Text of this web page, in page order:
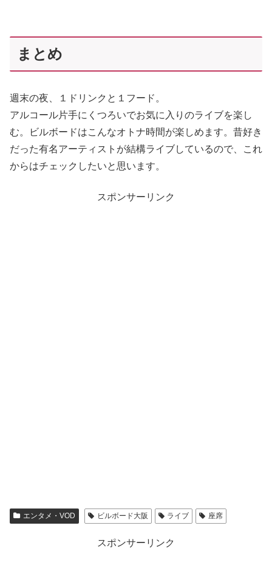
まとめ
週末の夜、１ドリンクと１フード。
アルコール片手にくつろいでお気に入りのライブを楽し
む。ビルボードはこんなオトナ時間が楽しめます。昔好き
だった有名アーティストが結構ライブしているので、これ
からはチェックしたいと思います。
スポンサーリンク
エンタメ・VOD ビルボード大阪 ライブ 座席
スポンサーリンク